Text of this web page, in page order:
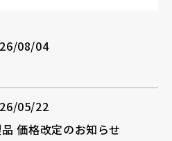
08/04
05/22
価格改定のお知らせ